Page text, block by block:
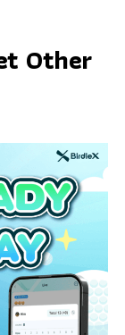
Other